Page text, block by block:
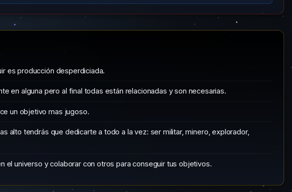
es producción desperdiciada.
en alguna pero al final todas están relacionadas y son necesarias.
un objetivo mas jugoso.
alto tendrás que dedicarte a todo a la vez: ser militar, minero, explorador,
el universo y colaborar con otros para conseguir tus objetivos.